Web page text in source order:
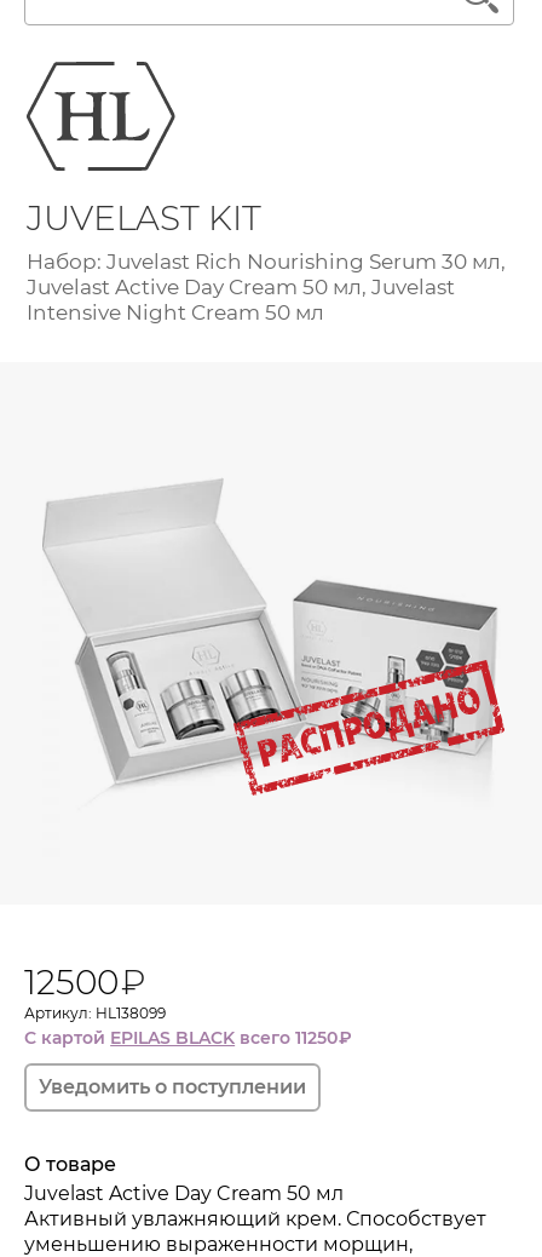
Крем тональный
Лосьон
Маска
Мусс
Набор косметики
Пилинг
Пудра
Очищение
Постакне
Против морщин
Противовозрастной
Россия
Читать далее
JUVELAST KIT
Набор: Juvelast Rich Nourishing Serum 30 мл,
Juvelast Active Day Cream 50 мл, Juvelast
Intensive Night Cream 50 мл
12500₽
Артикул: HL138099
С картой EPILAS BLACK всего 11250₽
О товаре
Juvelast Active Day Cream 50 мл
Активный увлажняющий крем. Способствует
уменьшению выраженности морщин,